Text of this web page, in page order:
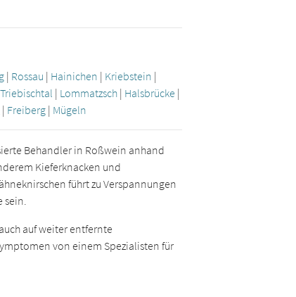
| Rossau | Hainichen | Kriebstein |
Triebischtal | Lommatzsch | Halsbrücke |
| Freiberg | Mügeln
Behandler in Roßwein anhand
Kieferknacken und
führt zu Verspannungen
sein.
auf weiter entfernte
von einem Spezialisten für